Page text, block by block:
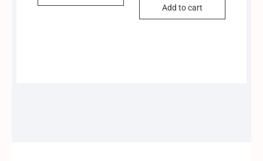
Add to cart